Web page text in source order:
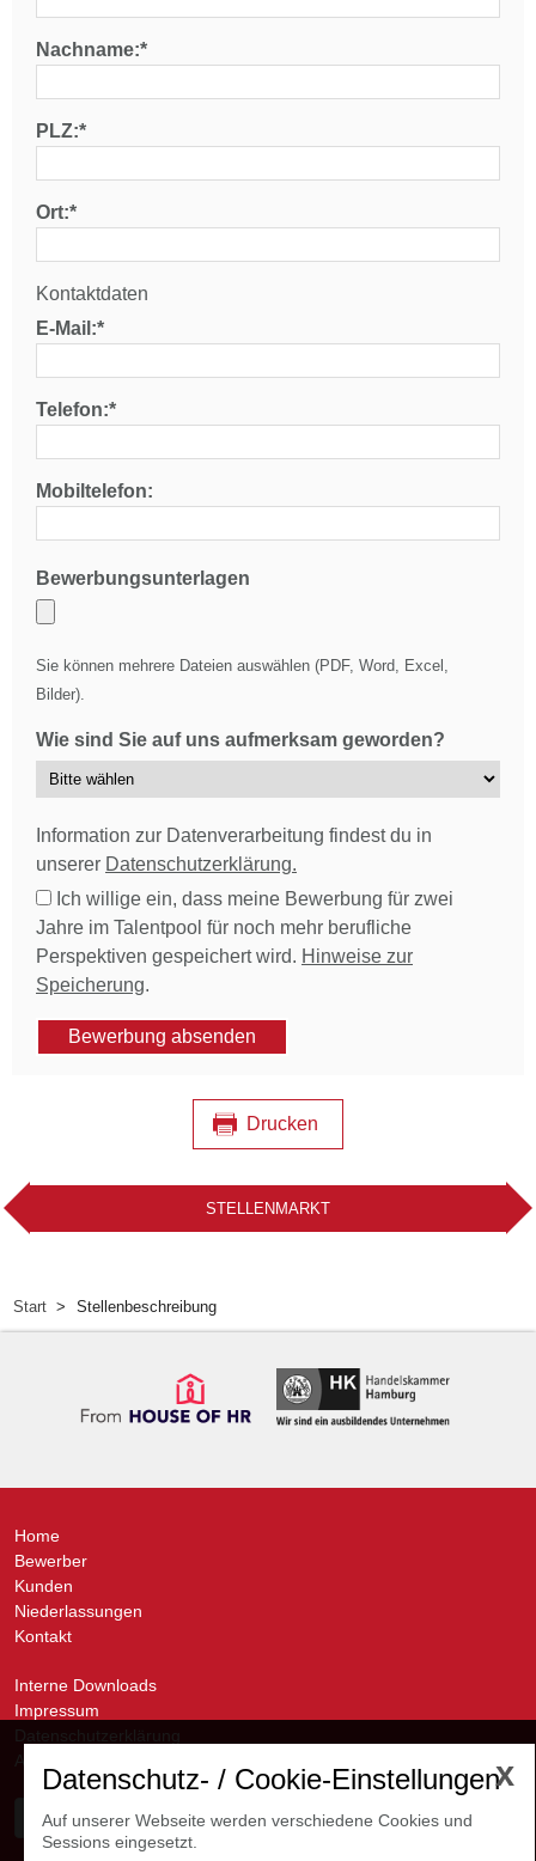
Nachname:*
PLZ:*
Ort:*
Kontaktdaten
E-Mail:*
Telefon:*
Mobiltelefon:
Bewerbungsunterlagen
Sie können mehrere Dateien auswählen (PDF, Word, Excel,
Bilder).
Wie sind Sie auf uns aufmerksam geworden?
Information zur Datenverarbeitung findest du in
unserer Datenschutzerklärung.
Ich willige ein, dass meine Bewerbung für zwei
Jahre im Talentpool für noch mehr berufliche
Perspektiven gespeichert wird. Hinweise zur
Speicherung.
Bewerbung absenden
Drucken
STELLENMARKT
Start Stellenbeschreibung
Home
Bewerber
Kunden
Niederlassungen
Kontakt
Interne Downloads
Impressum
x
Datenschutz- / Cookie-Einstellungen
Auf unserer Webseite werden verschiedene Cookies und
Sessions eingesetzt.